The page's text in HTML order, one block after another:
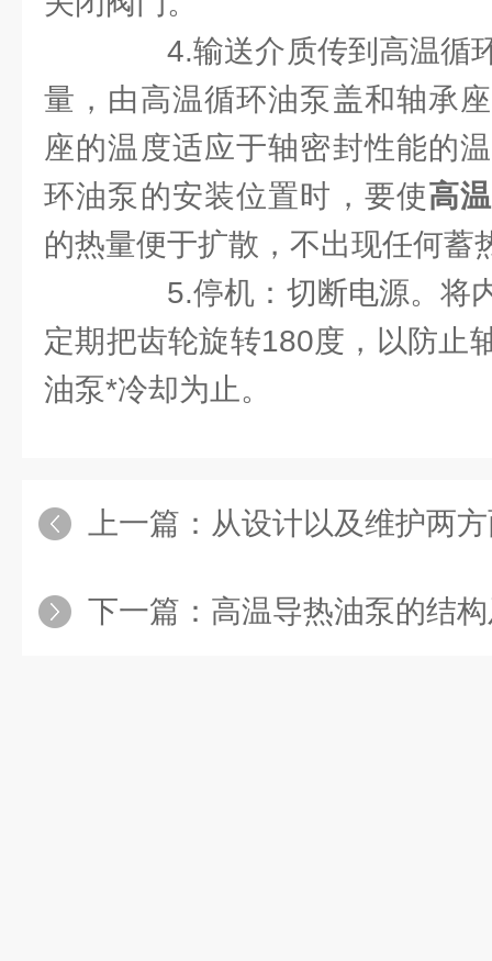
4.输送介质传到高温循
量，由高温循环油泵盖和轴承
座的温度适应于轴密封性能的
环油泵的安装位置时，要使高
的热量便于扩散，不出现任何蓄
5.停机：切断电源。将
定期把齿轮旋转180度，以防止
油泵*冷却为止。
上一篇： 从设计以及维护两
下一篇： 高温导热油泵的结构及